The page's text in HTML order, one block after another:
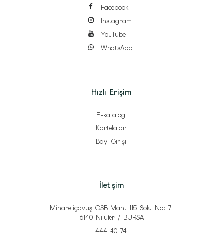
Facebook
Instagram
YouTube
WhatsApp
Hızlı Erişim
E-katalog
Kartelalar
Bayi Girişi
İletişim
Minareliçavuş OSB Mah. 115 Sok. No: 7
16140 Nilüfer / BURSA
444 40 74